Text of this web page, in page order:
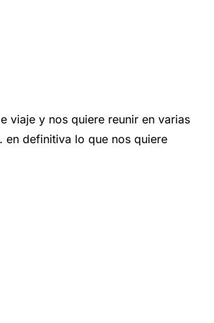
viaje y nos quiere reunir en varias
en definitiva lo que nos quiere